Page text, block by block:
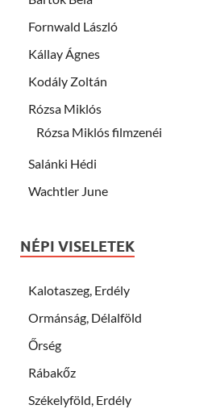
Fornwald László
Kállay Ágnes
Kodály Zoltán
Rózsa Miklós
Rózsa Miklós filmzenéi
Salánki Hédi
Wachtler June
NÉPI VISELETEK
Kalotaszeg, Erdély
Ormánság, Délalföld
Őrség
Rábakőz
Székelyföld, Erdély